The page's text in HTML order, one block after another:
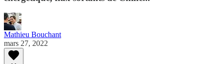
Mathieu Bouchant
mars 27, 2022